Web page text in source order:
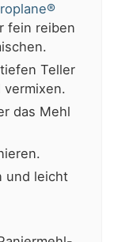
fein reiben
Teller
vermixen.
das Mehl
und leicht